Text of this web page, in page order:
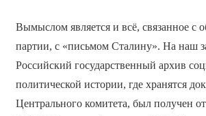
Вымыслом является и всё, связанное с
партии, с «письмом Сталину». На наш
Российский государственный архив
политической истории, где хранятся
Центрального комитета, был получен